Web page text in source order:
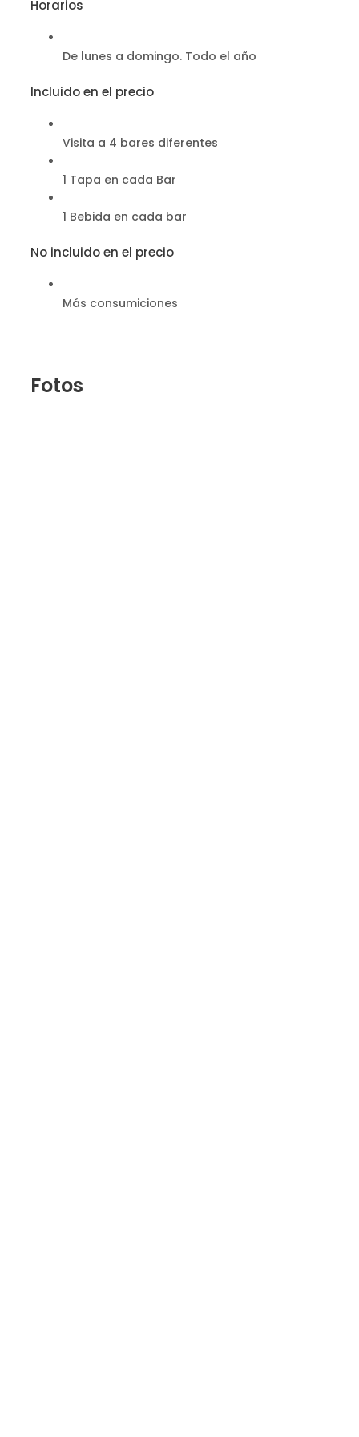
Horarios
De lunes a domingo. Todo el año
Incluido en el precio
Visita a 4 bares diferentes
1 Tapa en cada Bar
1 Bebida en cada bar
No incluido en el precio
Más consumiciones
Fotos